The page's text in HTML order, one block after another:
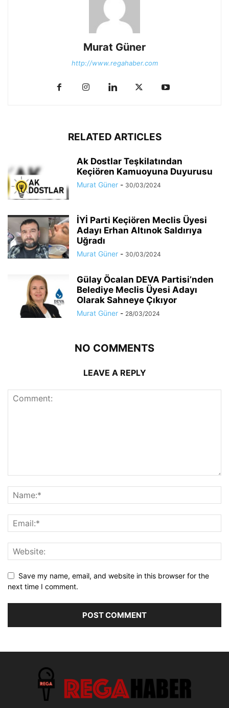
Murat Güner
http://www.regahaber.com
RELATED ARTICLES
Ak Dostlar Teşkilatından
Keçiören Kamuoyuna Duyurusu
Murat Güner - 30/03/2024
İYİ Parti Keçiören Meclis Üyesi
Adayı Erhan Altınok Saldırıya
Uğradı
Murat Güner - 30/03/2024
Gülay Öcalan DEVA Partisi’nden
Belediye Meclis Üyesi Adayı
Olarak Sahneye Çıkıyor
Murat Güner - 28/03/2024
NO COMMENTS
LEAVE A REPLY
Save my name, email, and website in this browser for the
next time I comment.